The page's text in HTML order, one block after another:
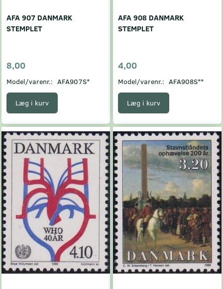
AFA 907 DANMARK
STEMPLET
8,00
Model/varenr.: AFA907S*
Læg i kurv
AFA 908 DANMARK
STEMPLET
4,00
Model/varenr.: AFA908S**
Læg i kurv